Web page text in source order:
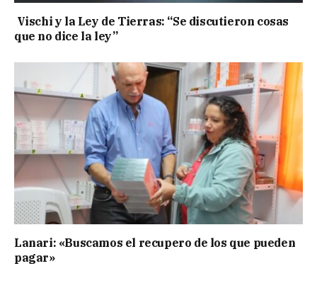
Vischi y la Ley de Tierras: “Se discutieron cosas
que no dice la ley”
Lanari: «Buscamos el recupero de los que pueden
pagar»